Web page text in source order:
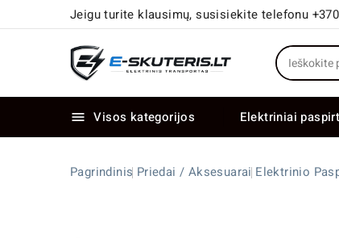
Jeigu turite klausimų, susisiekite telefonu
 Visos kategorijos Elektriniai
Pagrindinis Priedai / Aksesuarai Elektrinio